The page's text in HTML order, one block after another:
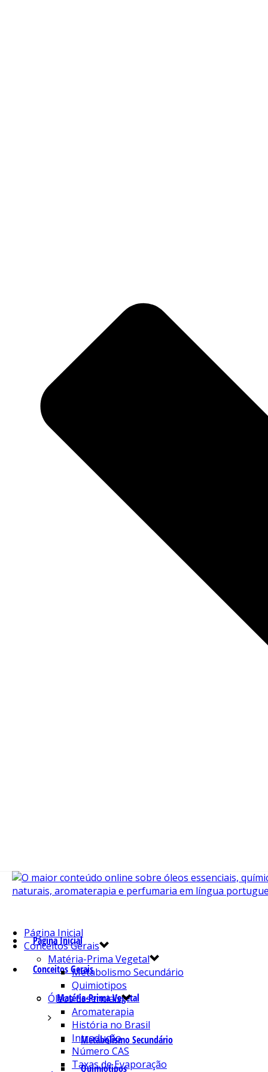
Página Inicial
Conceitos Gerais
Matéria-Prima Vegetal
Metabolismo Secundário
Quimiotipos
Página Inicial
Conceitos Gerais
Matéria-Prima Vegetal
Metabolismo Secundário
Quimiotipos
Óleos Essenciais
Aromaterapia
História no Brasil
Introdução
Número CAS
Taxas de Evaporação